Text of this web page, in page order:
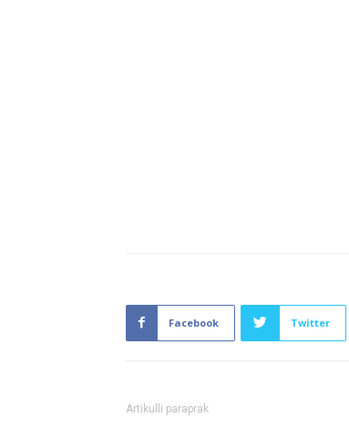
Facebook Twitter
Artikulli paraprak